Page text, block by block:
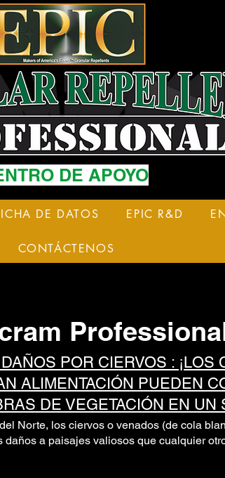
DE APOYO
DE DATOS EPIC R&D
CONTÁCTENOS
POR CIERVOS : ¡LOS
ALIMENTACIÓN PUEDEN
DE VEGETACIÓN EN UN
Norte, los ciervos o venados (de cola
daños a paisajes valiosos que cualquier